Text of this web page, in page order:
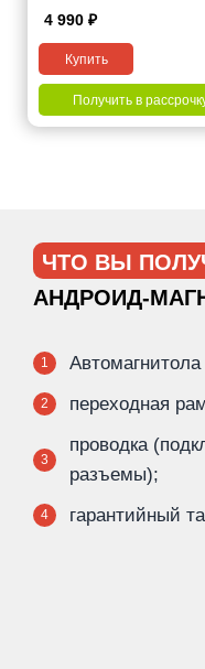
Pro
4 990 ₽
Купить
Получить в
ЧТО ВЫ
АНДРОИД-
1
2 переходная
3
проводка
разъемы);
4 гарантийный